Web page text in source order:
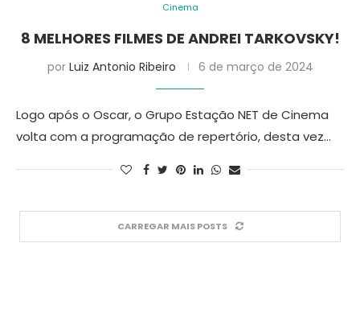
Cinema
8 MELHORES FILMES DE ANDREI TARKOVSKY!
por Luiz Antonio Ribeiro 6 de março de 2024
Logo após o Oscar, o Grupo Estação NET de Cinema
volta com a programação de repertório, desta vez…
CARREGAR MAIS POSTS